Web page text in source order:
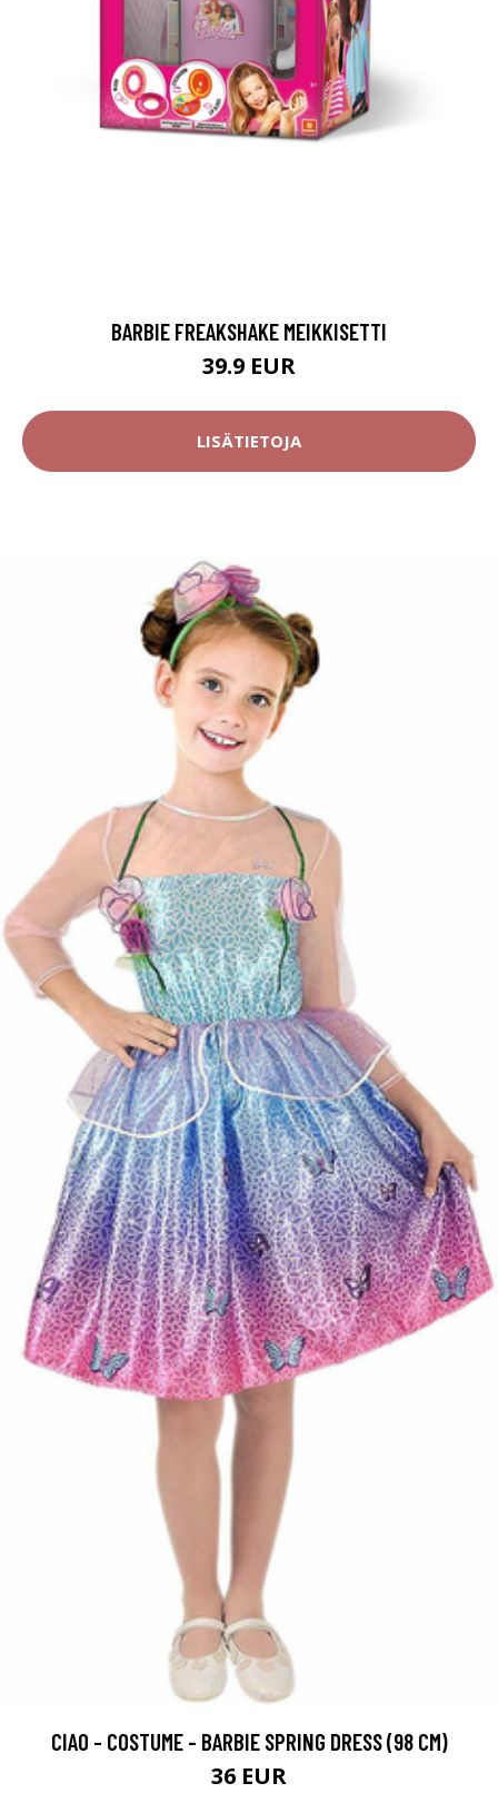
BARBIE FREAKSHAKE MEIKKISETTI
39.9 EUR
LISÄTIETOJA
CIAO - COSTUME - BARBIE SPRING DRESS (98 CM)
36 EUR